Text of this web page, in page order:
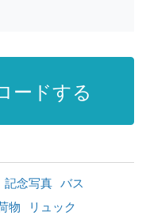
ードする
記念写真 バス
物 リュック